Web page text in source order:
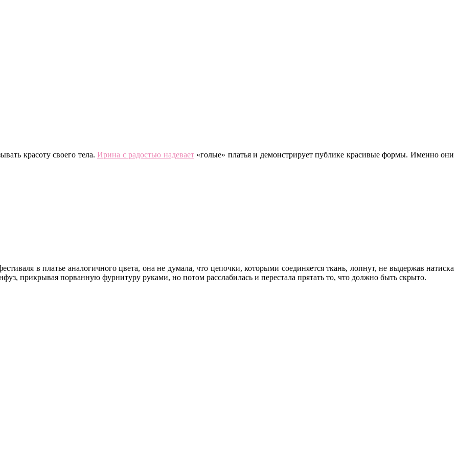
красоту своего тела. Ирина с радостью надевает«голые» платья и демонстрирует публике красивые формы. Именно они
в платье аналогичного цвета, она не думала, что цепочки, которыми соединяется ткань, лопнут, не выдержав натиска
прикрывая порванную фурнитуру руками, но потом расслабилась и перестала прятать то, что должно быть скрыто.